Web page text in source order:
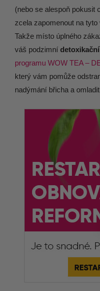
(nebo se alespoň pokusit
zcela zapomenout na
Takže místo úplného
váš podzimní
programu WOW TEA –
který vám pomůže
nadýmání břicha a